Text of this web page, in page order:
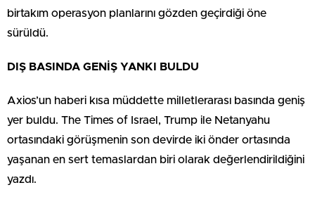
birtakım operasyon planlarını gözden geçirdiği öne
sürüldü.
DIŞ BASINDA GENİŞ YANKI BULDU
Axios’un haberi kısa müddette milletlerarası basında geniş
yer buldu. The Times of Israel, Trump ile Netanyahu
ortasındaki görüşmenin son devirde iki önder ortasında
yaşanan en sert temaslardan biri olarak değerlendirildiğini
yazdı.